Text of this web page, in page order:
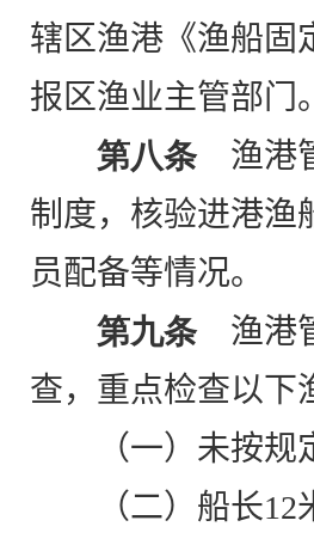
辖区渔港《渔船固
报区渔业主管部门。
第八条渔港管
制度，核验进港渔
员配备等情况。
第九条渔港管
查，重点检查以下
（一）未按
（二）船长12